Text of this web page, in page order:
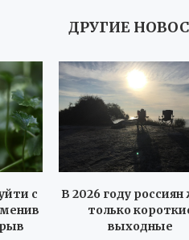
ДРУГИЕ
с
В 2026 году
только
выходные